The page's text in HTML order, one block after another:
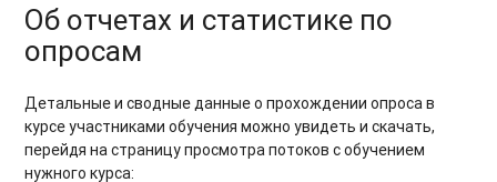
Об отчетах и статистике по
опросам
Детальные и сводные данные о прохождении опроса в
курсе участниками обучения можно увидеть и скачать,
перейдя на страницу просмотра потоков с обучением
нужного курса: